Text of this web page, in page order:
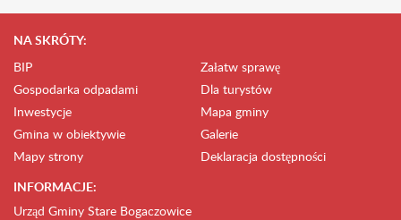
NA SKRÓTY:
BIP
Załatw sprawę
Gospodarka odpadami
Dla turystów
Inwestycje
Mapa gminy
Gmina w obiektywie
Galerie
Mapy strony
Deklaracja dostępności
INFORMACJE:
Urząd Gminy Stare Bogaczowice